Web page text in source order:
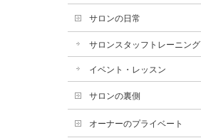
サロンの日常
サロンスタッフトレーニング
イベント・レッスン
サロンの裏側
オーナーのプライベート